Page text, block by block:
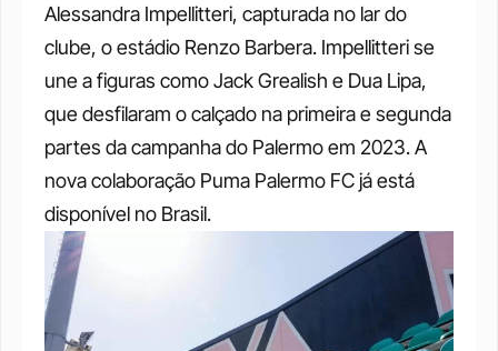
Alessandra Impellitteri, capturada no lar do
clube, o estádio Renzo Barbera. Impellitteri se
une a figuras como Jack Grealish e Dua Lipa,
que desfilaram o calçado na primeira e segunda
partes da campanha do Palermo em 2023. A
nova colaboração Puma Palermo FC já está
disponível no Brasil.